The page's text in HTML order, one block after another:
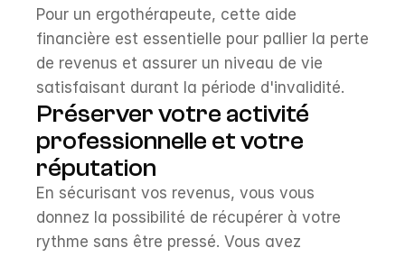
Pour un ergothérapeute, cette aide
financière est essentielle pour pallier la perte
de revenus et assurer un niveau de vie
satisfaisant durant la période d'invalidité.
Préserver votre activité
professionnelle et votre
réputation
En sécurisant vos revenus, vous vous
donnez la possibilité de récupérer à votre
rythme sans être pressé. Vous avez